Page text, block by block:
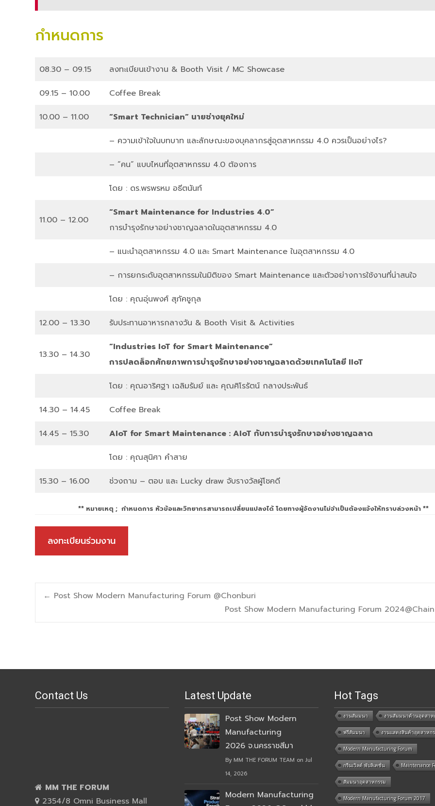
กำหนดการ
08.30 – 09.15 ลงทะเบียนเข้างาน & Booth Visit / MC Showcase
09.15 – 10.00 Coffee Break
10.00 – 11.00 “Smart Technician” นายช่างยุคใหม่
– ความเข้าใจในบทบาท และลักษณะของบุคลากรสู่อุตสาหกรรม 4.0 ควรเป็นอย่างไร?
– “คน” แบบไหนที่อุตสาหกรรม 4.0 ต้องการ
โดย : ดร.พรพรหม อธีตนันท์
11.00 – 12.00
“Smart Maintenance for Industries 4.0”
การบำรุงรักษาอย่างชาญฉลาดในอุตสาหกรรม 4.0
– แนะนำอุตสาหกรรม 4.0 และ Smart Maintenance ในอุตสาหกรรม 4.0
– การยกระดับอุตสาหกรรมในมิติของ Smart Maintenance และตัวอย่างการใช้งานที่น่าสนใจ
โดย : คุณอุ่นพงศ์ สุภัคชูกุล
12.00 – 13.30 รับประทานอาหารกลางวัน & Booth Visit & Activities
13.30 – 14.30
“Industries IoT for Smart Maintenance”
การปลดล็อกศักยภาพการบำรุงรักษาอย่างชาญฉลาดด้วยเทคโนโลยี IIoT
โดย : คุณอาริศฐา เฉลิมรัมย์ และ คุณศิโรรัตน์ กลางประพันธ์
14.30 – 14.45 Coffee Break
14.45 – 15.30 AIoT for Smart Maintenance : AIoT กับการบำรุงรักษาอย่างชาญฉลาด
โดย : คุณสุนิศา คำสาย
15.30 – 16.00 ช่วงถาม – ตอบ และ Lucky draw จับรางวัลผู้โชคดี
** หมายเหตุ ; กำหนดการ หัวข้อและวิทยากรสามารถเปลี่ยนแปลงได้ โดยทางผู้จัดงานไม่จำเป็นต้องแจ้งให้ทราบล่วงหน้า **
ลงทะเบียนร่วมงาน
Post
navigation
← Post Show Modern Manufacturing Forum @Chonburi
Post Show Modern Manufacturing Forum
Contact Us
MM THE FORUM
2354/8 Omni Business Mall
Latest Update
Post Show Modern
Manufacturing
2026 จ.นครราชสีมา
By MM THE FORUM TEAM on Jul
14, 2026
Modern Manufacturing
Hot Tags
งานสัมมนา งานสัมมนาด้านอุตสาห
ฟรีสัมมนา งานแสดงสินค้าอุตสาหก
Modern Manufacturing Forum
กรีนเวิลด์ พับลิเคชั่น Maintenance
สัมมนาอุตสาหกรรม
Modern Manufacturing Forum 2017